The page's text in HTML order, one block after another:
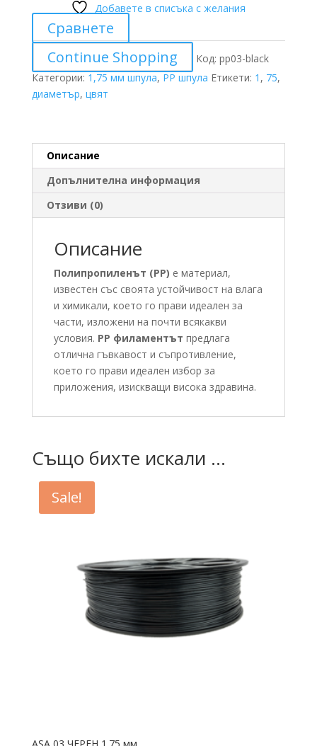
1,75
мм
Добавете в списъка с желания
Сравнете
Continue Shopping
Код: pp03-black
Категории: 1,75 мм шпула, PP шпула Етикети: 1 , 75,
диаметър, цвят
Описание
Допълнителна информация
Отзиви (0)
Описание
Полипропиленът (PP) е материал,
известен със своята устойчивост на влага
и химикали, което го прави идеален за
части, изложени на почти всякакви
условия. PP филаментът предлага
отлична гъвкавост и съпротивление,
което го прави идеален избор за
приложения, изискващи висока здравина.
Също бихте искали ...
Sale!